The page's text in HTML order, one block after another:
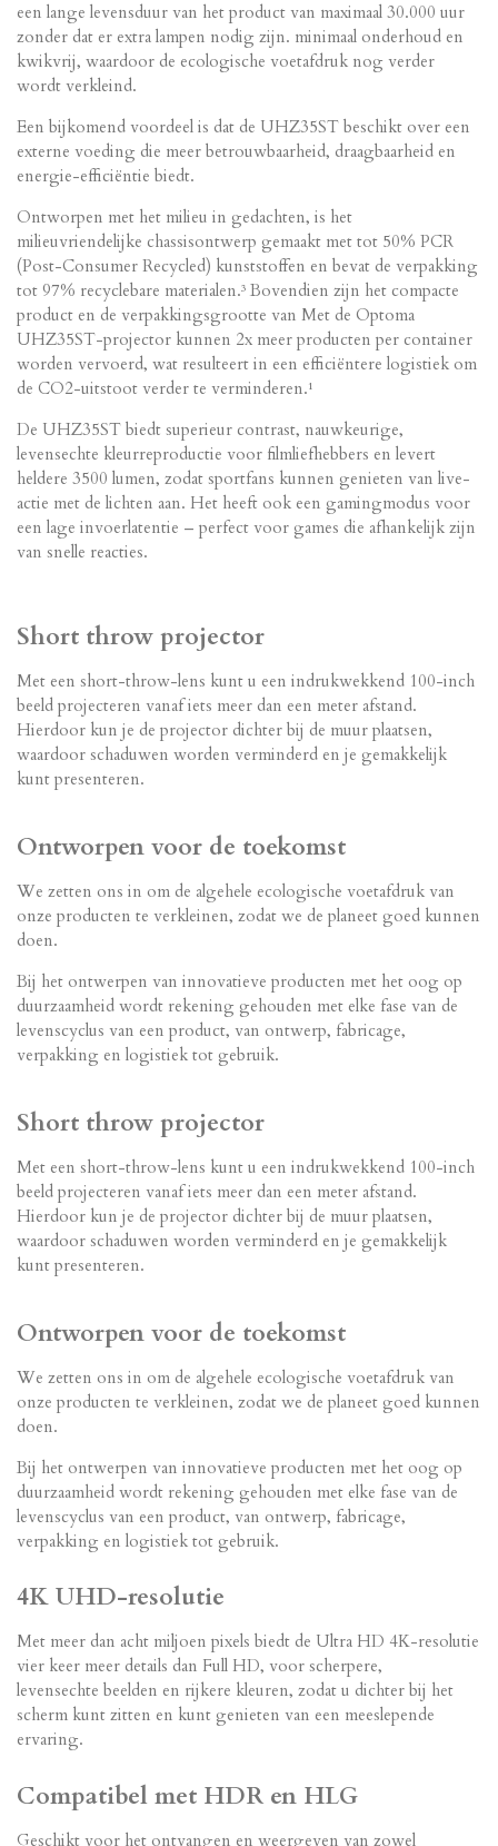
een lange levensduur van het product van maximaal 30.000 uur
zonder dat er extra lampen nodig zijn. minimaal onderhoud en
kwikvrij, waardoor de ecologische voetafdruk nog verder
wordt verkleind.
Een bijkomend voordeel is dat de UHZ35ST beschikt over een
externe voeding die meer betrouwbaarheid, draagbaarheid en
energie-efficiëntie biedt.
Ontworpen met het milieu in gedachten, is het
milieuvriendelijke chassisontwerp gemaakt met tot 50% PCR
(Post-Consumer Recycled) kunststoffen en bevat de verpakking
tot 97% recyclebare materialen.³ Bovendien zijn het compacte
product en de verpakkingsgrootte van Met de Optoma
UHZ35ST-projector kunnen 2x meer producten per container
worden vervoerd, wat resulteert in een efficiëntere logistiek om
de CO2-uitstoot verder te verminderen.¹
De UHZ35ST biedt superieur contrast, nauwkeurige,
levensechte kleurreproductie voor filmliefhebbers en levert
heldere 3500 lumen, zodat sportfans kunnen genieten van live-
actie met de lichten aan. Het heeft ook een gamingmodus voor
een lage invoerlatentie – perfect voor games die afhankelijk zijn
van snelle reacties.
Short throw projector
Met een short-throw-lens kunt u een indrukwekkend 100-inch
beeld projecteren vanaf iets meer dan een meter afstand.
Hierdoor kun je de projector dichter bij de muur plaatsen,
waardoor schaduwen worden verminderd en je gemakkelijk
kunt presenteren.
Ontworpen voor de toekomst
We zetten ons in om de algehele ecologische voetafdruk van
onze producten te verkleinen, zodat we de planeet goed kunnen
doen.
Bij het ontwerpen van innovatieve producten met het oog op
duurzaamheid wordt rekening gehouden met elke fase van de
levenscyclus van een product, van ontwerp, fabricage,
verpakking en logistiek tot gebruik.
Short throw projector
Met een short-throw-lens kunt u een indrukwekkend 100-inch
beeld projecteren vanaf iets meer dan een meter afstand.
Hierdoor kun je de projector dichter bij de muur plaatsen,
waardoor schaduwen worden verminderd en je gemakkelijk
kunt presenteren.
Ontworpen voor de toekomst
We zetten ons in om de algehele ecologische voetafdruk van
onze producten te verkleinen, zodat we de planeet goed kunnen
doen.
Bij het ontwerpen van innovatieve producten met het oog op
duurzaamheid wordt rekening gehouden met elke fase van de
levenscyclus van een product, van ontwerp, fabricage,
verpakking en logistiek tot gebruik.
4K UHD-resolutie
Met meer dan acht miljoen pixels biedt de Ultra HD 4K-resolutie
vier keer meer details dan Full HD, voor scherpere,
levensechte beelden en rijkere kleuren, zodat u dichter bij het
scherm kunt zitten en kunt genieten van een meeslepende
ervaring.
Compatibel met HDR en HLG
Geschikt voor het ontvangen en weergeven van zowel